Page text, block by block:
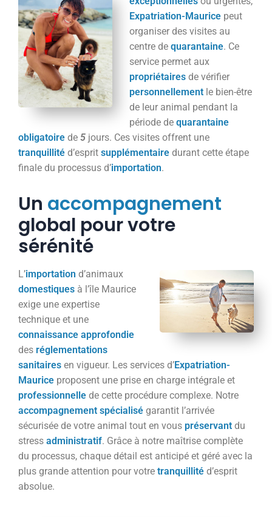
Expatriation-Maurice peut
organiser des visites au
centre dequarantaine. Ce
service permet aux
propriétaires de vérifier
personnellement le bien-être
de leur animal pendant la
période dequarantaine
obligatoire de 5 jours. Ces visites offrent une
tranquillité d’esprit supplémentaire durant cette étape
finale du processus d’importation.
Un accompagnement
global pour votre
sérénité
L’importation d’animaux
domestiques à l’île Maurice
exige une expertise
technique et une
connaissance approfondie
des réglementations
sanitaires en vigueur. Les services d’Expatriation-
Maurice proposent une prise en charge intégrale et
professionnelle de cette procédure complexe. Notre
accompagnement spécialisé garantit l’arrivée
sécurisée de votre animal tout en vous préservant du
stress administratif. Grâce à notre maîtrise complète
du processus, chaque détail est anticipé et géré avec la
plus grande attention pour votre tranquillité d’esprit
absolue.